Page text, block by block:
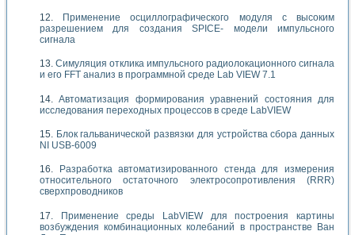
Применение осциллографического модуля с высоким
разрешением для создания SPICE- модели импульсного
сигнала
Симуляция отклика импульсного радиолокационного сигнала
и его FFT анализ в программной среде Lab VIEW 7.1
Автоматизация формирования уравнений состояния для
исследования переходных процессов в среде LabVIEW
Блок гальванической развязки для устройства сбора данных
NI USB-6009
Разработка автоматизированного стенда для измерения
относительного остаточного электросопротивления (RRR)
сверхпроводников
Применение среды LabVIEW для построения картины
возбуждения комбинационных колебаний в пространстве Ван